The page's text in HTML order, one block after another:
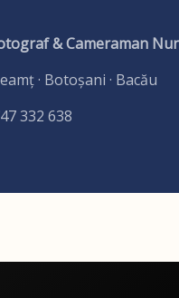
& Cameraman
· Botoșani · Bacău
332 638